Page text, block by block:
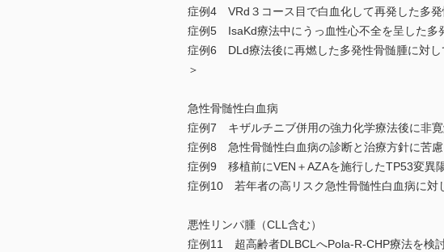
症例4 VRd３コース目で白血化して再発した多
症例5 IsaKd療法中にうっ血性心不全を呈した
症例6 DLd療法後に再燃した多発性骨髄腫に対
＞
急性骨髄性白血病
症例7 キザルチニブ併用の強力化学療法後に
症例8 急性骨髄性白血病の診断と治療方針に苦
症例9 移植前にVEN＋AZAを施行したTP53変
症例10 若年者の高リスク急性骨髄性白血病に
悪性リンパ腫（CLL含む）
症例11 超高齢者DLBCLへPola-R-CHP療法を